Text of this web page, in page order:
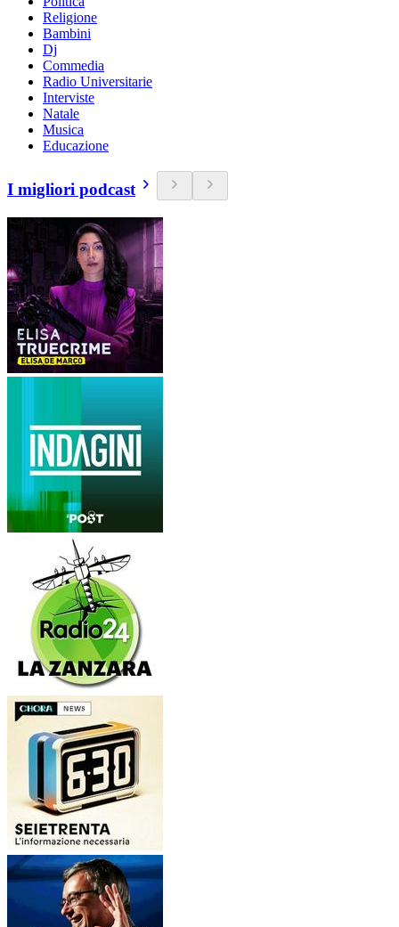
Religione
Bambini
Dj
Commedia
Radio Universitarie
Interviste
Natale
Musica
Educazione
I migliori podcast